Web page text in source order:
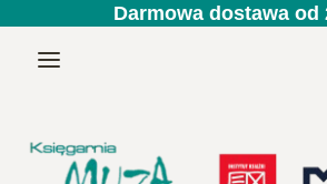
Darmowa dostawa od
Menu